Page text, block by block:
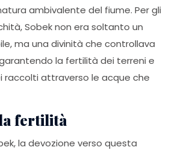
ambivalente del fiume. Per gli
Sobek non era soltanto un
ma una divinità che controllava
la fertilità dei terreni e
raccolti attraverso le acque che
fertilità
la devozione verso questa